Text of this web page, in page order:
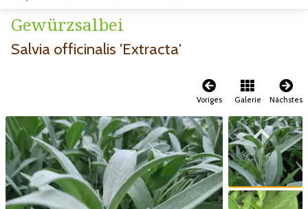
Gewürzsalbei
Salvia officinalis 'Extracta'
Voriges Galerie Nächstes
Zum vorigen Bild